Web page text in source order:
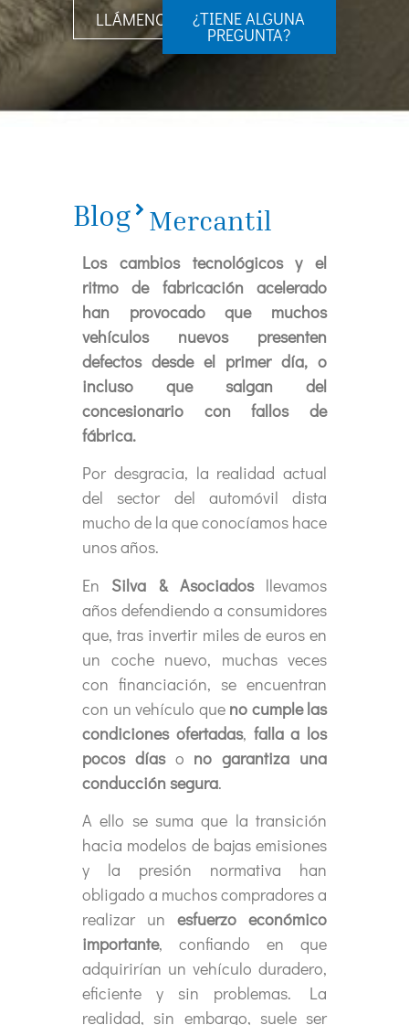
LLÁMENOS ¿TIENE ALGUNA
PREGUNTA?
Blog Mercantil
Los cambios tecnológicos y el
ritmo de fabricación acelerado
han provocado que muchos
vehículos nuevos presenten
defectos desde el primer día, o
incluso que salgan del
concesionario con fallos de
fábrica.
Por desgracia, la realidad actual
del sector del automóvil dista
mucho de la que conocíamos hace
unos años.
En Silva & Asociadosllevamos
años defendiendo a consumidores
que, tras invertir miles de euros en
un coche nuevo, muchas veces
con financiación, se encuentran
con un vehículo que no cumple las
condiciones ofertadas, falla a los
pocos díaso no garantiza una
conducción segura.
A ello se suma que la transición
hacia modelos de bajas emisiones
y la presión normativa han
obligado a muchos compradores a
realizar un esfuerzo económico
importante, confiando en que
adquirirían un vehículo duradero,
eficiente y sin problemas. La
realidad, sin embargo, suele ser